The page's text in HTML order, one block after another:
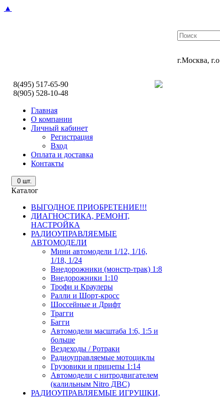
▲
г.Москва,
8(495) 517-65-90
8(905) 528-10-48
Главная
О компании
Личный кабинет
Регистрация
Вход
Оплата и доставка
Контакты
0 шт.
Каталог
ВЫГОДНОЕ ПРИОБРЕТЕНИЕ!!!
ДИАГНОСТИКА, РЕМОНТ,
НАСТРОЙКА
РАДИОУПРАВЛЯЕМЫЕ
АВТОМОДЕЛИ
Мини автомодели 1/12, 1/16,
1/18, 1/24
Внедорожники (монстр-трак) 1:8
Внедорожники 1:10
Трофи и Краулеры
Ралли и Шорт-кросс
Шоссейные и Дрифт
Трагги
Багги
Автомодели масштаба 1:6, 1:5 и
больше
Вездеходы / Ротраки
Радиоуправляемые мотоциклы
Грузовики и прицепы 1:14
Автомодели с нитродвигателем
(калильным Nitro ДВС)
РАДИОУПРАВЛЯЕМЫЕ ИГРУШКИ,